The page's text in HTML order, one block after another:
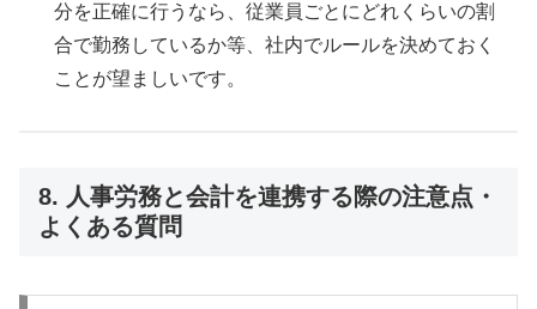
分を正確に行うなら、従業員ごとにどれくらいの割
合で勤務しているか等、社内でルールを決めておく
ことが望ましいです。
8. 人事労務と会計を連携する際の注意点・
よくある質問